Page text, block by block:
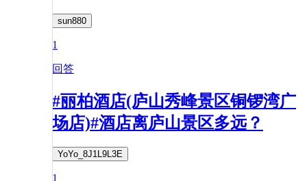
sun880
1
回答
#丽柏酒店(庐山秀峰景区铜锣湾广
场店)#酒店离庐山景区多远？
YoYo_8J1L9L3E
1